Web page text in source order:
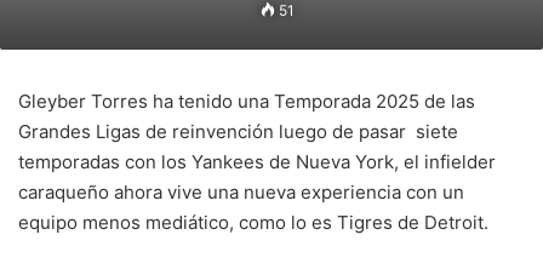
51
Gleyber Torres ha tenido una Temporada 2025 de las
Grandes Ligas de reinvención luego de pasar siete
temporadas con los Yankees de Nueva York, el infielder
caraqueño ahora vive una nueva experiencia con un
equipo menos mediático, como lo es Tigres de Detroit.